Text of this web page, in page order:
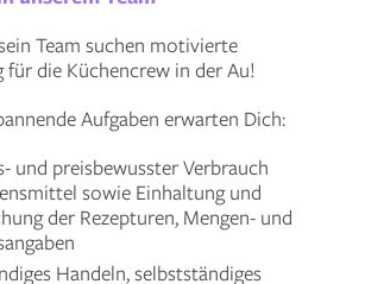
Team suchen motivierte
für die Küchencrew in der Au!
Aufgaben erwarten Dich:
und preisbewusster Verbrauch
sowie Einhaltung und
der Rezepturen, Mengen- und
Handeln, selbstständiges